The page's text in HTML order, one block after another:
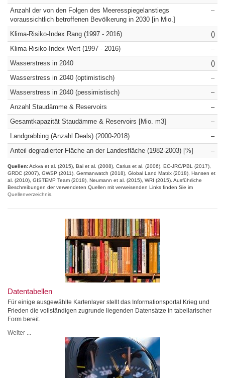
Anzahl der von den Folgen des Meeresspiegelanstiegs
voraussichtlich betroffenen Bevölkerung in 2030 [in Mio.]
–
Klima-Risiko-Index Rang (1997 - 2016)
()
Klima-Risiko-Index Wert (1997 - 2016)
–
Wasserstress in 2040
()
Wasserstress in 2040 (optimistisch)
–
Wasserstress in 2040 (pessimistisch)
–
Anzahl Staudämme & Reservoirs
–
Gesamtkapazität Staudämme & Reservoirs [Mio. m3]
–
Landgrabbing (Anzahl Deals) (2000-2018)
–
Anteil degradierter Fläche an der Landesfläche (1982-2003) [%]
–
Quellen:Ackva et al. (2015) Bai et al. (2008) Carius et al. (2006) EC-JRC/PBL (2017)
GRDC (2007) GWSP (2011) Germanwatch (2018) Global Land Matrix (2018) Hansen et
al. (2010), GISTEMP Team (2018) Neumann et al. (2015) WRI (2015) Ausführliche
Beschreibungen der verwendeten Quellen mit verweisenden Links finden Sie im
Quellenverzeichnis
Datentabellen
Für einige ausgewählte Kartenlayer stellt das Informationsportal Krieg und
Frieden die vollständigen zugrunde liegenden Datensätze in tabellarischer
Form bereit.
Weiter ...